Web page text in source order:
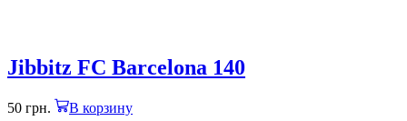
Jibbitz FC Barcelona 140
50 грн. В корзину